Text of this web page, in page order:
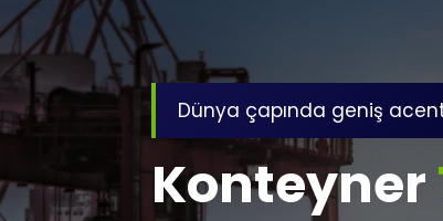
Dünya çapında geniş
Konteyner